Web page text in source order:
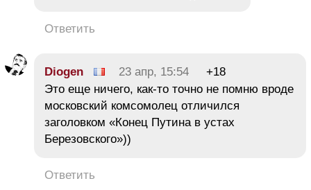
Ответить
Diogen 23 апр, 15:54
+18
Это еще ничего, как-то точно не помню вроде
московский комсомолец отличился
заголовком «Конец Путина в устах
Березовского»))
Ответить